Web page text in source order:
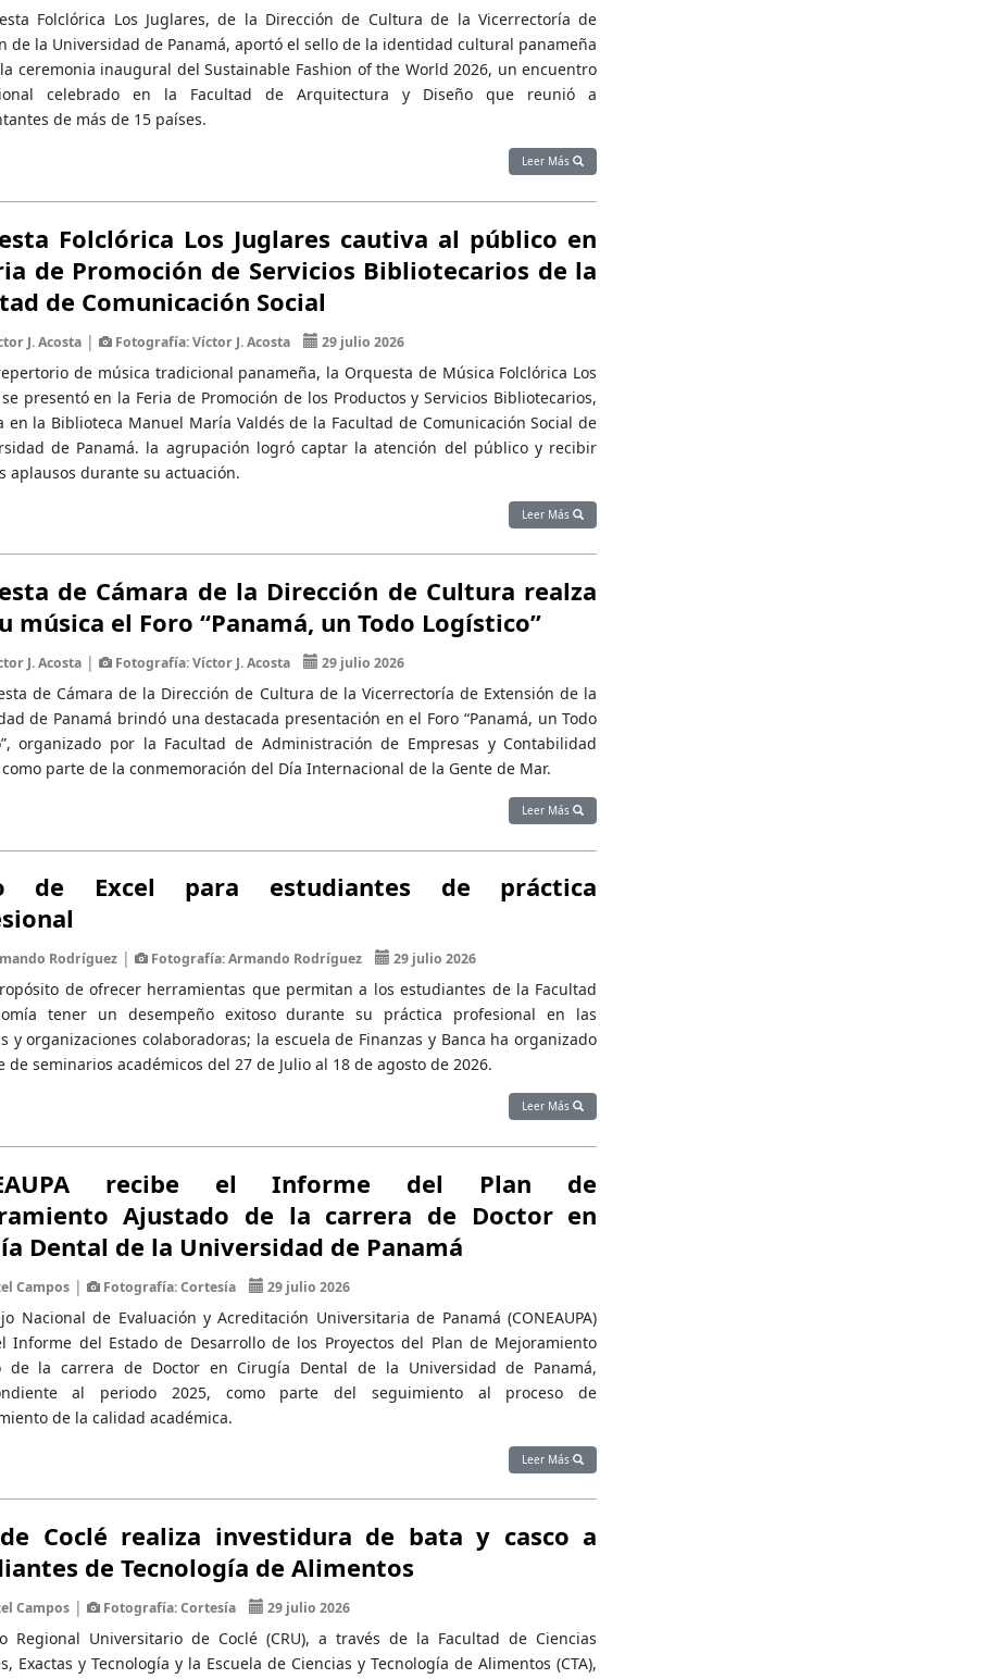
Folclórica Los Juglares, de la Dirección de Cultura de la Vicerrectoría de
de la Universidad de Panamá, aportó el sello de la identidad cultural panameña
ceremonia inaugural del Sustainable Fashion of the World 2026, un encuentro
celebrado en la Facultad de Arquitectura y Diseño que reunió a
de más de 15 países.
Leer Más
Folclórica Los Juglares cautiva al público en
de Promoción de Servicios Bibliotecarios de la
de Comunicación Social
J. Acosta| Fotografía: Víctor J. Acosta 29 julio 2026
de música tradicional panameña, la Orquesta de Música Folclórica Los
presentó en la Feria de Promoción de los Productos y Servicios Bibliotecarios,
en la Biblioteca Manuel María Valdés de la Facultad de Comunicación Social de
de Panamá. la agrupación logró captar la atención del público y recibir
aplausos durante su actuación.
Leer Más
de Cámara de la Dirección de Cultura realza
música el Foro “Panamá, un Todo Logístico”
J. Acosta| Fotografía: Víctor J. Acosta 29 julio 2026
de Cámara de la Dirección de Cultura de la Vicerrectoría de Extensión de la
de Panamá brindó una destacada presentación en el Foro “Panamá, un Todo
organizado por la Facultad de Administración de Empresas y Contabilidad
como parte de la conmemoración del Día Internacional de la Gente de Mar.
Leer Más
de Excel para estudiantes de práctica
Rodríguez| Fotografía: Armando Rodríguez 29 julio 2026
de ofrecer herramientas que permitan a los estudiantes de la Facultad
tener un desempeño exitoso durante su práctica profesional en las
y organizaciones colaboradoras; la escuela de Finanzas y Banca ha organizado
de seminarios académicos del 27 de Julio al 18 de agosto de 2026.
Leer Más
recibe el Informe del Plan de
Ajustado de la carrera de Doctor en
Dental de la Universidad de Panamá
Campos| Fotografía: Cortesía 29 julio 2026
Nacional de Evaluación y Acreditación Universitaria de Panamá (CONEAUPA)
Informe del Estado de Desarrollo de los Proyectos del Plan de Mejoramiento
de la carrera de Doctor en Cirugía Dental de la Universidad de Panamá,
al periodo 2025, como parte del seguimiento al proceso de
de la calidad académica.
Leer Más
de Coclé realiza investidura de bata y casco a
de Tecnología de Alimentos
Campos| Fotografía: Cortesía 29 julio 2026
Regional Universitario de Coclé (CRU), a través de la Facultad de Ciencias
Exactas y Tecnología y la Escuela de Ciencias y Tecnología de Alimentos (CTA),